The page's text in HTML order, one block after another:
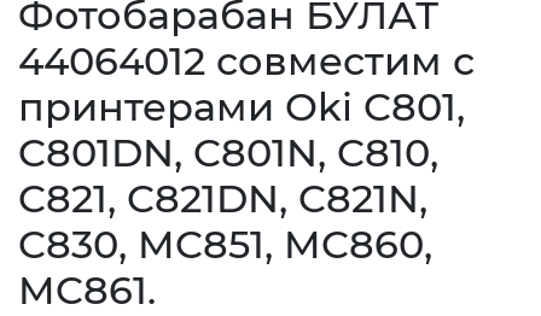
Фотобарабан БУЛАТ
44064012 совместим с
принтерами Oki C801,
C801DN, C801N, C810,
C821, C821DN, C821N,
C830, MC851, MC860,
MC861.